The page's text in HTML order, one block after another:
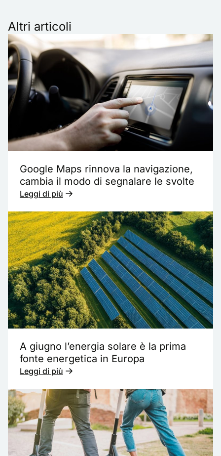
Altri articoli
Google Maps rinnova la navigazione,
cambia il modo di segnalare le svolte
Leggi di più
A giugno l’energia solare è la prima
fonte energetica in Europa
Leggi di più